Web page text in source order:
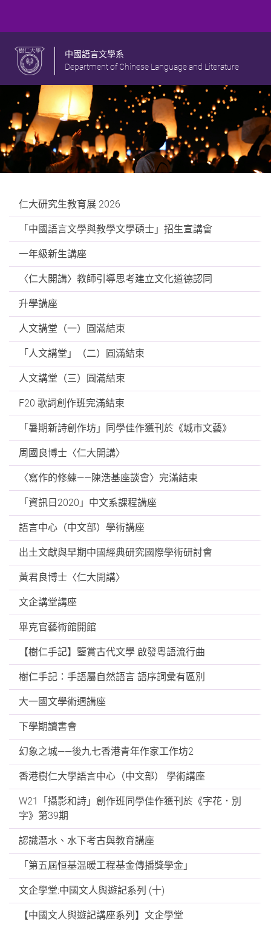
中國語言文學系
Department of Chinese Language and Literature
仁大研究生教育展 2026
「中國語言文學與教學文學碩士」招生宣講會
一年級新生講座
〈仁大開講〉教師引導思考建立文化道德認同
升學講座
人文講堂（一）圓滿結束
「人文講堂」（二）圓滿結束
人文講堂（三）圓滿結束
F20 歌詞創作班完滿結束
「暑期新詩創作坊」同學佳作獲刊於《城市文藝》
周國良博士〈仁大開講〉
〈寫作的修練——陳浩基座談會〉完滿結束
「資訊日2020」中文系課程講座
語言中心（中文部）學術講座
出土文獻與早期中國經典研究國際學術研討會
黃君良博士〈仁大開講〉
文企講堂講座
畢克官藝術館開館
【樹仁手記】鑒賞古代文學 啟發粵語流行曲
樹仁手記：手語屬自然語言 語序詞彙有區別
大一國文學術週講座
下學期讀書會
幻象之城——後九七香港青年作家工作坊2
香港樹仁大學語言中心（中文部） 學術講座
W21「攝影和詩」創作班同學佳作獲刊於《字花．別
字》第39期
認識潛水、水下考古與教育講座
「第五屆恒基温暖工程基金傳播獎學金」
文企學堂:中國文人與遊記系列 (十)
【中國文人與遊記講座系列】文企學堂